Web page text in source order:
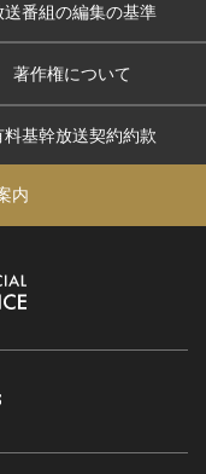
送番組の編集の基準
著作権について
料基幹放送契約約款
内